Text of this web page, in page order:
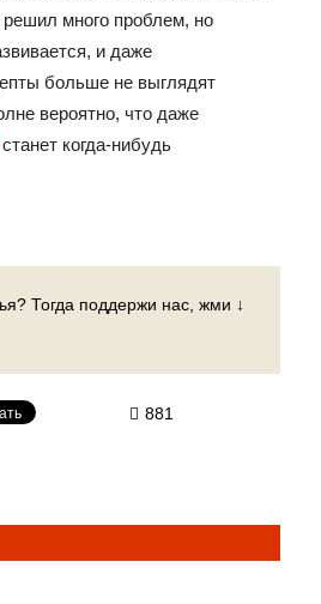
много проблем, но
и даже
больше не выглядят
вероятно, что даже
станет когда-нибудь
Тогда поддержи нас, жми ↓
881